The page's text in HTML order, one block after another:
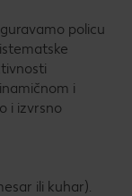
policu
i
i izvrsno
ili kuhar).